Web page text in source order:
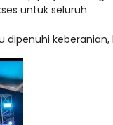
untuk seluruh
dipenuhi keberanian,